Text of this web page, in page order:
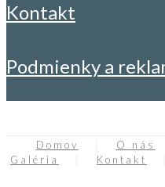
kontakt
podmienky a
Domov O nás
Galéria
Kontakt